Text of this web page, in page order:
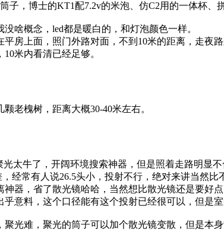
子，博士的KT1配7.2v的米泡、仿C2用的一体杯、
没啥概念，led都是暖白的，和灯泡颜色一样。
平房上面，照门外路对面，不到10米的距离，走夜
米内看清已经足够。
老槐树，距离大概30-40米左右。
太牛了，开阔环境搜索神器，但是照着走路明显不
，经常有人说26.5头小，投射不行，绝对来讲当然
神器，省了散光镜哈哈，当然想比散光镜还是要好
乎意料，这个口径能有这个投射已经很可以，但是
聚光难，聚光的筒子可以加个散光镜变散，但是本